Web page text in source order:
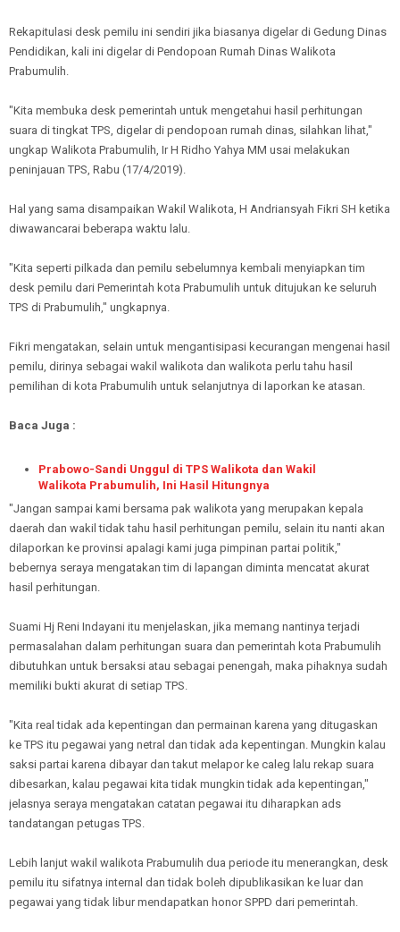
Rekapitulasi desk pemilu ini sendiri jika biasanya digelar di Gedung Dinas
Pendidikan, kali ini digelar di Pendopoan Rumah Dinas Walikota
Prabumulih.
"Kita membuka desk pemerintah untuk mengetahui hasil perhitungan
suara di tingkat TPS, digelar di pendopoan rumah dinas, silahkan lihat,"
ungkap Walikota Prabumulih, Ir H Ridho Yahya MM usai melakukan
peninjauan TPS, Rabu (17/4/2019).
Hal yang sama disampaikan Wakil Walikota, H Andriansyah Fikri SH ketika
diwawancarai beberapa waktu lalu.
"Kita seperti pilkada dan pemilu sebelumnya kembali menyiapkan tim
desk pemilu dari Pemerintah kota Prabumulih untuk ditujukan ke seluruh
TPS di Prabumulih," ungkapnya.
Fikri mengatakan, selain untuk mengantisipasi kecurangan mengenai hasil
pemilu, dirinya sebagai wakil walikota dan walikota perlu tahu hasil
pemilihan di kota Prabumulih untuk selanjutnya di laporkan ke atasan.
Baca Juga :
Prabowo-Sandi Unggul di TPS Walikota dan Wakil
Walikota Prabumulih, Ini Hasil Hitungnya
"Jangan sampai kami bersama pak walikota yang merupakan kepala
daerah dan wakil tidak tahu hasil perhitungan pemilu, selain itu nanti akan
dilaporkan ke provinsi apalagi kami juga pimpinan partai politik,"
bebernya seraya mengatakan tim di lapangan diminta mencatat akurat
hasil perhitungan.
Suami Hj Reni Indayani itu menjelaskan, jika memang nantinya terjadi
permasalahan dalam perhitungan suara dan pemerintah kota Prabumulih
dibutuhkan untuk bersaksi atau sebagai penengah, maka pihaknya sudah
memiliki bukti akurat di setiap TPS.
"Kita real tidak ada kepentingan dan permainan karena yang ditugaskan
ke TPS itu pegawai yang netral dan tidak ada kepentingan. Mungkin kalau
saksi partai karena dibayar dan takut melapor ke caleg lalu rekap suara
dibesarkan, kalau pegawai kita tidak mungkin tidak ada kepentingan,"
jelasnya seraya mengatakan catatan pegawai itu diharapkan ads
tandatangan petugas TPS.
Lebih lanjut wakil walikota Prabumulih dua periode itu menerangkan, desk
pemilu itu sifatnya internal dan tidak boleh dipublikasikan ke luar dan
pegawai yang tidak libur mendapatkan honor SPPD dari pemerintah.